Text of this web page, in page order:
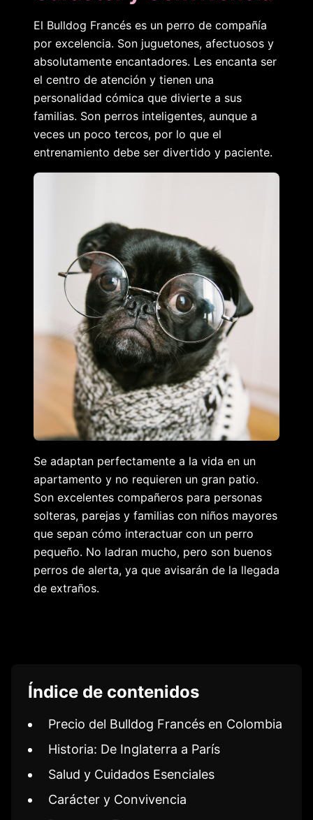
El Bulldog Francés es un perro de compañía
por excelencia. Son juguetones, afectuosos y
absolutamente encantadores. Les encanta ser
el centro de atención y tienen una
personalidad cómica que divierte a sus
familias. Son perros inteligentes, aunque a
veces un poco tercos, por lo que el
entrenamiento debe ser divertido y paciente.
Se adaptan perfectamente a la vida en un
apartamento y no requieren un gran patio.
Son excelentes compañeros para personas
solteras, parejas y familias con niños mayores
que sepan cómo interactuar con un perro
pequeño. No ladran mucho, pero son buenos
perros de alerta, ya que avisarán de la llegada
de extraños.
Índice de contenidos
Precio del Bulldog Francés en Colombia
Historia: De Inglaterra a París
Salud y Cuidados Esenciales
Carácter y Convivencia